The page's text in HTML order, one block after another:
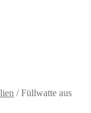
/Füllwatte aus